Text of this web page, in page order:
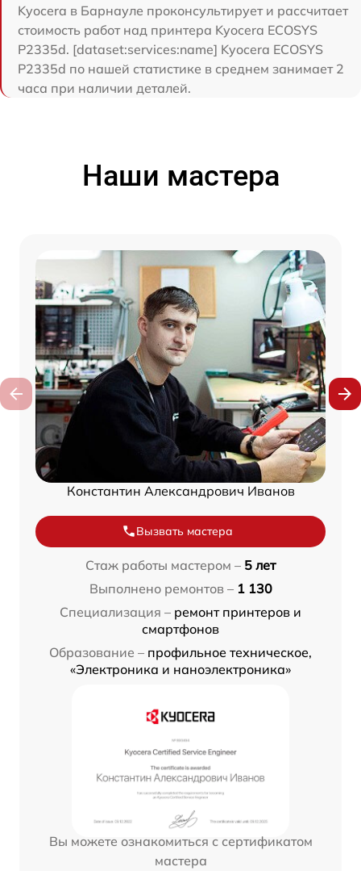
Kyocera в Барнауле проконсультирует и рассчитает
стоимость работ над принтера Kyocera ECOSYS
P2335d. [dataset:services:name] Kyocera ECOSYS
P2335d по нашей статистике в среднем занимает 2
часа при наличии деталей.
Наши мастера
Константин Александрович Иванов
Вызвать мастера
Стаж работы мастером – 5 лет
Выполнено ремонтов – 1 130
Специализация – ремонт принтеров и
смартфонов
Образование – профильное техническое,
«Электроника и наноэлектроника»
Вы можете ознакомиться с сертификатом
мастера